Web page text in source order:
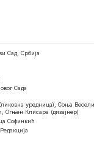
Сад, Србија
Сада
уредница), Соња
Огњен Клисара (дизајнер)
Софинкић
Редакција